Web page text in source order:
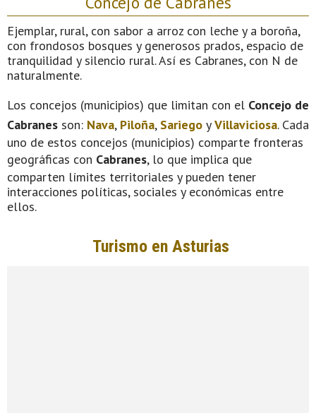
Ejemplar, rural, con sabor a arroz con leche y a boroña,
con frondosos bosques y generosos prados, espacio de
tranquilidad y silencio rural. Así es Cabranes, con N de
naturalmente.
Los concejos (municipios) que limitan con el Concejo de
Cabranes son: Nava, Piloña, Sariego yVillaviciosa. Cada
uno de estos concejos (municipios) comparte fronteras
geográficas con Cabranes, lo que implica que
comparten límites territoriales y pueden tener
interacciones políticas, sociales y económicas entre
ellos.